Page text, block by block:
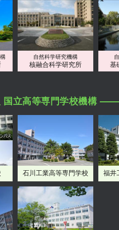
自然科学研究機構
核融合科学研究所 基
国立高等専門学校機構
石川工業高等専門学校 福井